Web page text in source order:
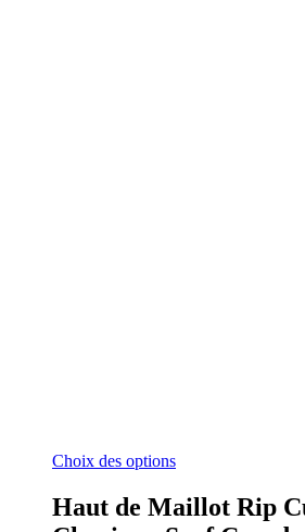
Choix des optionsCe
plusieurs
Haut de Maillot Rip